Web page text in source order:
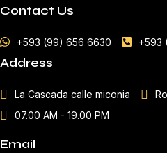
Contact Us
+593 (99) 656 6630 +593
Address
La Cascada calle miconia
07.00 AM - 19.00 PM
Email